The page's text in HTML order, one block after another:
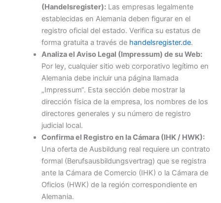
(Handelsregister):Las empresas legalmente
establecidas en Alemania deben figurar en el
registro oficial del estado. Verifica su estatus de
forma gratuita a través de handelsregister.de.
Analiza el Aviso Legal (Impressum) de su Web:
Por ley, cualquier sitio web corporativo legítimo en
Alemania debe incluir una página llamada
„Impressum“. Esta sección debe mostrar la
dirección física de la empresa, los nombres de los
directores generales y su número de registro
judicial local.
Confirma el Registro en la Cámara (IHK / HWK):
Una oferta de Ausbildung real requiere un contrato
formal (Berufsausbildungsvertrag) que se registra
ante la Cámara de Comercio (IHK) o la Cámara de
Oficios (HWK) de la región correspondiente en
Alemania.